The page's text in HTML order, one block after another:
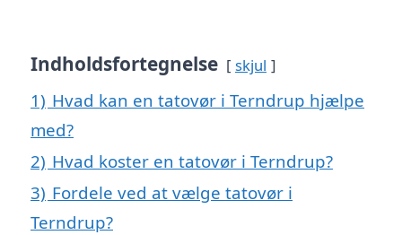
Indholdsfortegnelse skjul
1) Hvad kan en tatovør i Terndrup hjælpe
med?
2) Hvad koster en tatovør i Terndrup?
3) Fordele ved at vælge tatovør i
Terndrup?